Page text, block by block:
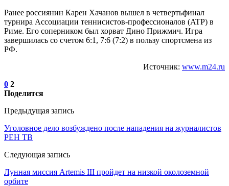
Ранее россиянин Карен Хачанов вышел в четвертьфинал
турнира Ассоциации теннисистов-профессионалов (ATP) в
Риме. Его соперником был хорват Дино Прижмич. Игра
завершилась со счетом 6:1, 7:6 (7:2) в пользу спортсмена из
РФ.
Источник: www.m24.ru
0 2
Поделится
Предыдущая запись
Уголовное дело возбуждено после нападения на журналистов
РЕН ТВ
Следующая запись
Лунная миссия Artemis III пройдет на низкой околоземной
орбите